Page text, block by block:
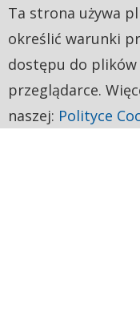
Ta strona używa
określić warunki
dostępu do
przeglądarce.
naszej: Polityce